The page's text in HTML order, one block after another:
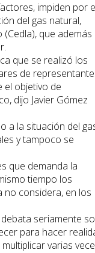
impiden por
del gas natural,
que además
que se realizó los
de
el objetivo de
dijo Javier Gómez
a la situación del
y tampoco se
que demanda la
tiempo los
no considera, en los
seriamente
para hacer
varias